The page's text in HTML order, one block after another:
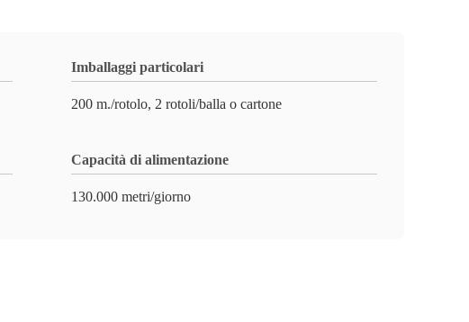
Imballaggi particolari
200 m./rotolo, 2 rotoli/balla o cartone
Capacità di alimentazione
130.000 metri/giorno